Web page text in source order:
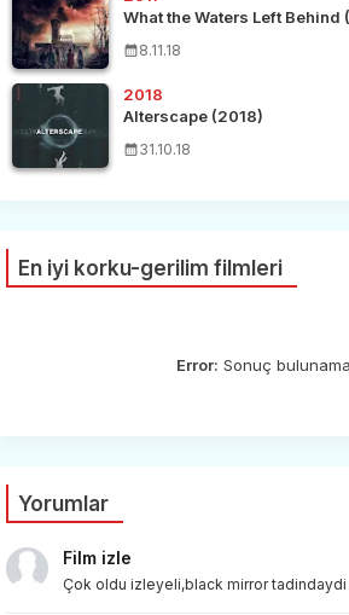
What the Waters Left Behind
8.11.18
2018
Alterscape (2018)
31.10.18
En iyi korku-gerilim filmleri
Error: Sonuç
Yorumlar
Film izle
Çok oldu izleyeli,black mirror tadindaydi